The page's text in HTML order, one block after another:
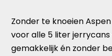
Zonder te knoeien
voor alle 5 liter
gemakkelijk én zonder